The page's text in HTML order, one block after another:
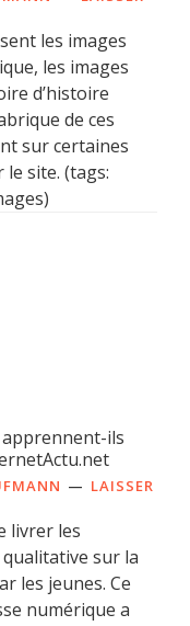
les images
les images
d’histoire
de ces
sur certaines
le site. (tags:
ils
LAISSER
livrer les
sur la
les jeunes. Ce
numérique a